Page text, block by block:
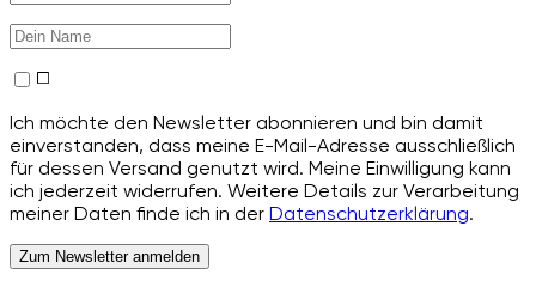
Ich möchte den Newsletter abonnieren und bin damit
einverstanden, dass meine E-Mail-Adresse ausschließlich
für dessen Versand genutzt wird. Meine Einwilligung kann
ich jederzeit widerrufen. Weitere Details zur Verarbeitung
meiner Daten finde ich in der Datenschutzerklärung.
Zum Newsletter anmelden